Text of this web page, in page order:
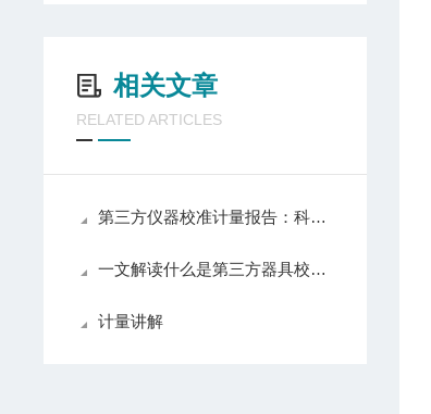
相关文章
RELATED ARTICLES
第三方仪器校准计量报告：科学数据的信任基石
一文解读什么是第三方器具校准计量认证
计量讲解